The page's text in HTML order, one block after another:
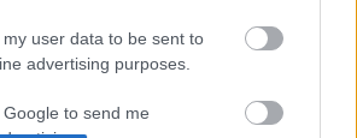
user data to be sent to
advertising purposes.
to send me
12-es busz apró csodái. 1)
szeretem Budapestet blablabla.
be, mivel a metró által rövidebb